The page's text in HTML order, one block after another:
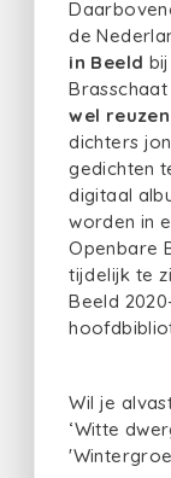
de
in Beeld
wel
dichters
gedichten
digitaal
worden in
Openbare
tijdelijk te
Beeld
Wil je
‘Witte